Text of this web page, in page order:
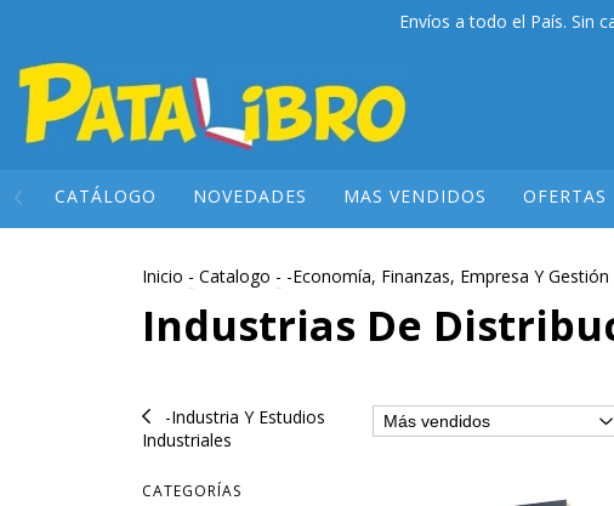
Envíos a todo el País. Sin
CATÁLOGO NOVEDADES MAS VENDIDOS OFERTAS
Inicio - Catalogo - -Economía, Finanzas, Empresa Y Gestión
Industrias De
-Industria Y Estudios
Industriales
CATEGORÍAS